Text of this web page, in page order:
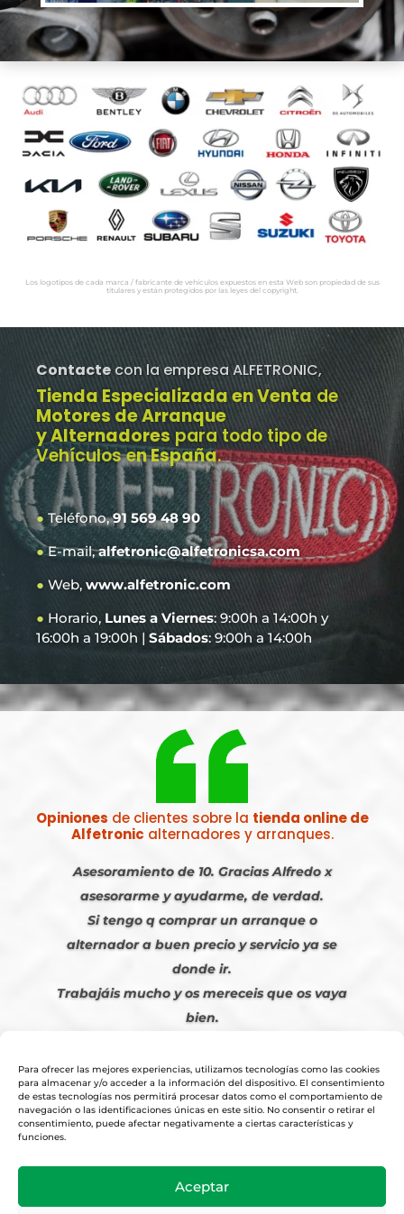
Para ofrecer las mejores experiencias, utilizamos tecnologías como las cookies
para almacenar y/o acceder a la información del dispositivo. El consentimiento
de estas tecnologías nos permitirá procesar datos como el comportamiento de
navegación o las identificaciones únicas en este sitio. No consentir o retirar el
consentimiento, puede afectar negativamente a ciertas características y
funciones.
Aceptar
Los logotipos de cada marca / fabricante de vehículos expuestos en esta Web son propiedad de sus
titulares y están protegidos por las leyes del copyright.
Contacte con la empresa ALFETRONIC,
Tienda Especializada en Venta de
Motores de Arranque
y Alternadores para todo tipo de
Vehículos en España.
●Teléfono,91 569 48 90
●E-mail,alfetronic@alfetronicsa.com
● Web, www.alfetronic.com
● Horario, Lunes a Viernes: 9:00h a 14:00h y
16:00h a 19:00h | Sábados: 9:00h a 14:00h
Opiniones de clientes sobre la tienda online de
Alfetronic alternadores y arranques.
Asesoramiento de 10. Gracias Alfredo x
asesorarme y ayudarme, de verdad.
Si tengo q comprar un arranque o
alternador a buen precio y servicio ya se
donde ir.
Trabajáis mucho y os mereceis que os vaya
bien.
Condiciones Venta Online
Diseño y Posicionamiento Web,Agencia web-espana.es